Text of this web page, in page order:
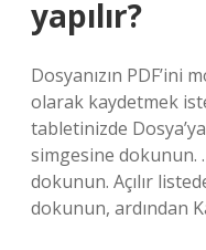
yapılır?
Dosyanızın PDF’ini
olarak kaydetmek
tabletinizde
simgesine dokunun.
dokunun. Açılır
dokunun, ardından